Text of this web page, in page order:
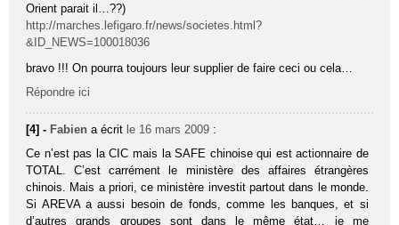
Orient parait il…??)
http://marches.lefigaro.fr/news/societes.html?
&ID_NEWS=100018036
bravo !!! On pourra toujours leur supplier de faire ceci ou cela…
Répondre ici
[4] - Fabien a écrit le 16 mars 2009 :
Ce n’est pas la CIC mais la SAFE chinoise qui est actionnaire de
TOTAL. C’est carrément le ministère des affaires étrangères
chinois. Mais a priori, ce ministère investit partout dans le monde.
Si AREVA a aussi besoin de fonds, comme les banques, et si
d’autres grands groupes sont dans le même état… je me